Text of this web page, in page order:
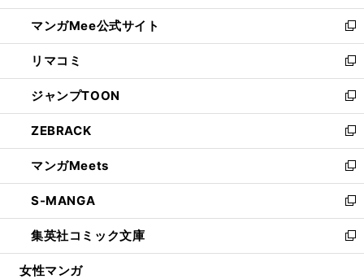
開
く
ン
ド
ウ
で
開
く
ウ
ィ
ン
ド
ウ
で
開
く
し
い
ウ
ィ
ン
ド
ウ
で
開
く
マンガMee公式サイト
新
し
い
ウ
ィ
ン
ド
ウ
で
開
く
リマコミ
新
し
い
ウ
ィ
ン
ド
ウ
で
開
く
ジャンプTOON
新
し
い
ウ
ィ
ン
ド
ウ
で
開
ZEBRACK
新
し
い
ウ
ィ
ン
ド
ウ
マンガMeets
新
し
い
ウ
ィ
ン
S-MANGA
新
し
い
ウ
集英社コミック文庫
新
し
女性マンガ